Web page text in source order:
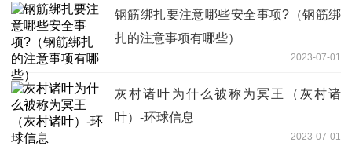
钢筋绑扎要注意哪些安全事项?（钢筋绑
扎的注意事项有哪些）
2023-07-01
灰村诸叶为什么被称为冥王（灰村诸
叶）-环球信息
2023-07-01